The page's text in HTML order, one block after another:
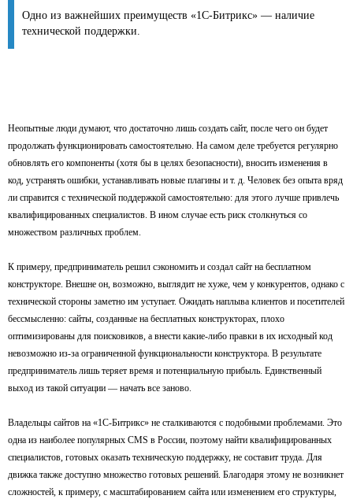
Одно из важнейших преимуществ «1С-Битрикс» — наличие
технической поддержки.
Неопытные люди думают, что достаточно лишь создать сайт, после чего он будет
продолжать функционировать самостоятельно. На самом деле требуется регулярно
обновлять его компоненты (хотя бы в целях безопасности), вносить изменения в
код, устранять ошибки, устанавливать новые плагины и т. д. Человек без опыта вряд
ли справится с технической поддержкой самостоятельно: для этого лучше привлечь
квалифицированных специалистов. В ином случае есть риск столкнуться со
множеством различных проблем.
К примеру, предприниматель решил сэкономить и создал сайт на бесплатном
конструкторе. Внешне он, возможно, выглядит не хуже, чем у конкурентов, однако с
технической стороны заметно им уступает. Ожидать наплыва клиентов и посетителей
бессмысленно: сайты, созданные на бесплатных конструкторах, плохо
оптимизированы для поисковиков, а внести какие-либо правки в их исходный код
невозможно из-за ограниченной функциональности конструктора. В результате
предприниматель лишь теряет время и потенциальную прибыль. Единственный
выход из такой ситуации — начать все заново.
Владельцы сайтов на «1С-Битрикс» не сталкиваются с подобными проблемами. Это
одна из наиболее популярных CMS в России, поэтому найти квалифицированных
специалистов, готовых оказать техническую поддержку, не составит труда. Для
движка также доступно множество готовых решений. Благодаря этому не возникнет
сложностей, к примеру, с масштабированием сайта или изменением его структуры,